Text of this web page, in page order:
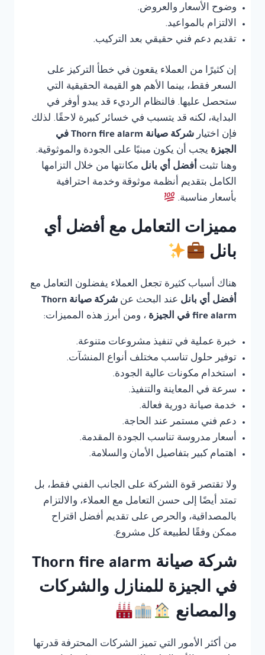
وضوح الأسعار والعروض.
الالتزام بالمواعيد.
تقديم دعم فني حقيقي بعد التركيب.
إن كثيرًا من العملاء يقعون في خطأ التركيز على
السعر فقط، بينما الأهم هو القيمة الحقيقية التي
ستحصل عليها. فالنظام الرديء قد يبدو أوفر في
البداية، لكنه قد يتسبب في خسائر كبيرة لاحقًا. لذلك
فإن اختيار
شركة صيانة Thorn fire alarm في
الجيزة يجب أن يكون مبنيًا على الجودة والموثوقية.
وهنا تثبت أفضل أي بانل مكانتها من خلال التزامها
الكامل بتقديم أنظمة موثوقة وخدمة احترافية
بأسعار مناسبة.
مميزات التعامل مع أفضل أي
بانل
هناك أسباب كثيرة تجعل العملاء يفضلون التعامل مع
أفضل أي بانل عند البحث عن
شركة صيانة Thorn
fire alarm في الجيزة
، ومن أبرز هذه المميزات:
خبرة عملية في تنفيذ مشروعات متنوعة.
توفير حلول تناسب مختلف أنواع المنشآت.
استخدام مكونات عالية الجودة.
سرعة في المعاينة والتنفيذ.
خدمة صيانة دورية فعالة.
دعم فني مستمر عند الحاجة.
أسعار مدروسة تناسب الجودة المقدمة.
اهتمام كبير بتفاصيل الأمان والسلامة.
ولا تقتصر قوة الشركة على الجانب الفني فقط، بل
تمتد أيضًا إلى حسن التعامل مع العملاء، والالتزام
بالمصداقية، والحرص على تقديم أفضل اقتراح
ممكن وفقًا لطبيعة كل مشروع.
شركة صيانة Thorn fire alarm
في الجيزة للمنازل والشركات
والمصانع
من أكثر الأمور التي تميز الشركات المحترفة قدرتها